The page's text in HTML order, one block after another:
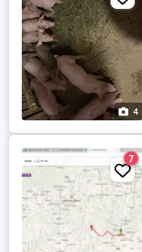
4
7